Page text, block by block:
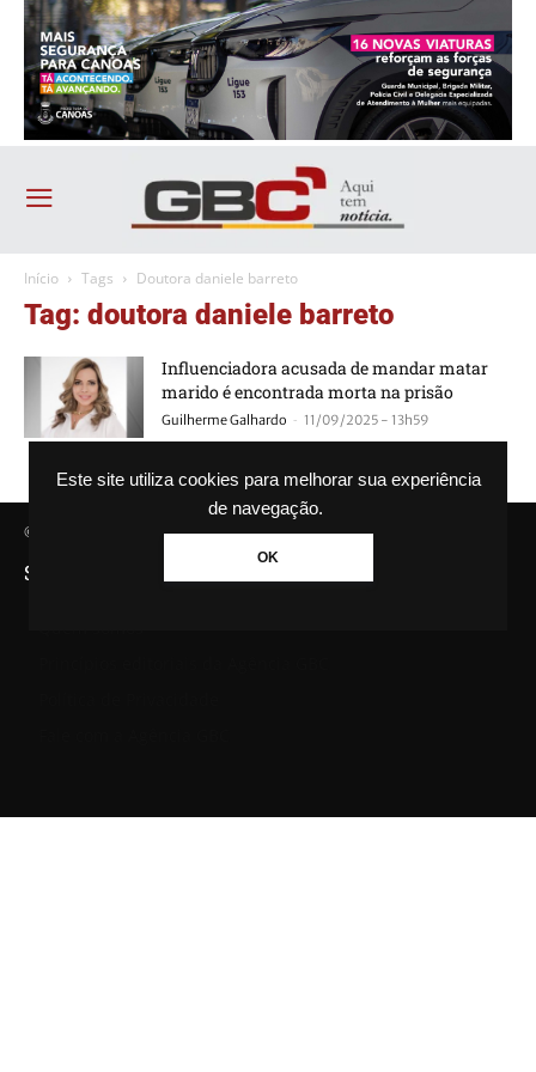
Este site utiliza cookies para melhorar sua experiência
de navegação.
OK
Início Tags Doutora daniele barreto
Tag: doutora daniele barreto
Influenciadora acusada de mandar matar
marido é encontrada morta na prisão
Guilherme Galhardo - 11/09/2025 - 13h59
© Agência GBC. Aqui tem notícia. Todos os direitos reservados.
SAIBA MAIS SOBRE A AGÊNCIA GBC